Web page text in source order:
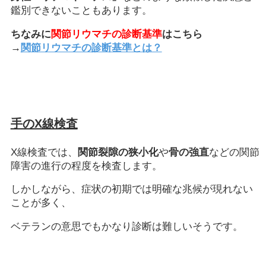
鑑別できないこともあります。
ちなみに関節リウマチの診断基準はこちら
→ 関節リウマチの診断基準とは？
手のX線検査
X線検査では、 関節裂隙の狭小化や骨の強直などの関節
障害の進行の程度を検査します。
しかしながら、症状の初期では明確な兆候が現れない
ことが多く、
ベテランの意思でもかなり診断は難しいそうです。